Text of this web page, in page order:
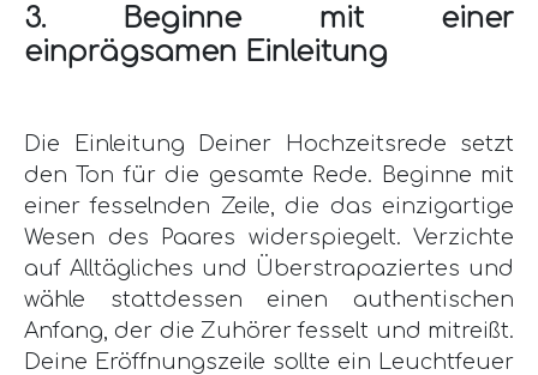
3. Beginne mit einer
einprägsamen Einleitung
Die Einleitung Deiner Hochzeitsrede setzt
den Ton für die gesamte Rede. Beginne mit
einer fesselnden Zeile, die das einzigartige
Wesen des Paares widerspiegelt. Verzichte
auf Alltägliches und Überstrapaziertes und
wähle stattdessen einen authentischen
Anfang, der die Zuhörer fesselt und mitreißt.
Deine Eröffnungszeile sollte ein Leuchtfeuer